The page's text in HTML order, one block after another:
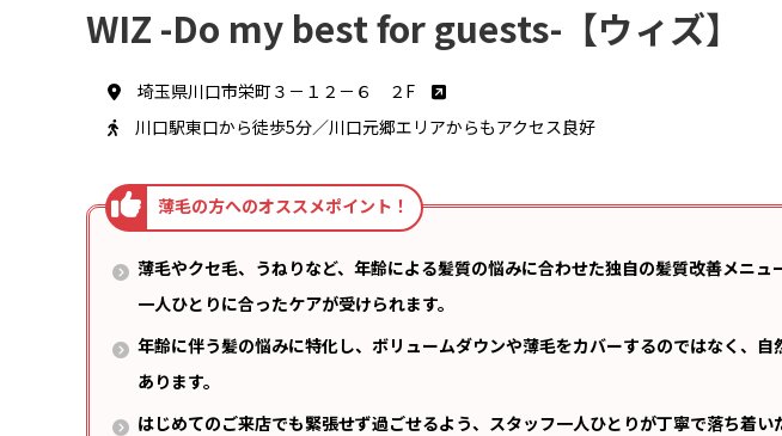
WIZ -Do my best for guests-【ウィズ】
埼玉県川口市栄町３－１２－６ ２F
川口駅東口から徒歩5分／川口元郷エリアからもアクセス良好
薄毛やクセ毛、うねりなど、年齢による髪質の悩みに合わせた独自の髪質改善メニ
一人ひとりに合ったケアが受けられます。
年齢に伴う髪の悩みに特化し、ボリュームダウンや薄毛をカバーするのではなく、
あります。
はじめてのご来店でも緊張せず過ごせるよう、スタッフ一人ひとりが丁寧で落ち着